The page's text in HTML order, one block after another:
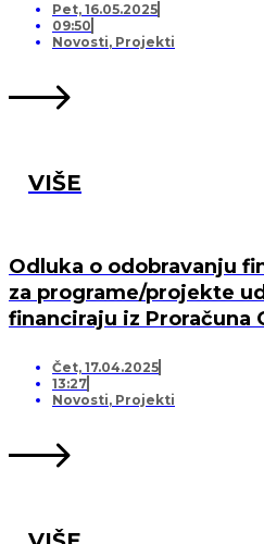
OPREMANJA DJEČJEG
MARINA, PO
Pet, 16.05.2025
09:50
Novosti, Projekti
VIŠE
Odluka o odobravanju
za programe/projekte
financiraju iz Proračuna
Čet, 17.04.2025
13:27
Novosti, Projekti